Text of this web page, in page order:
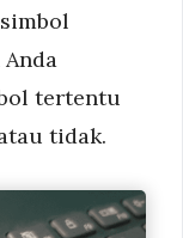
tertentu
tidak.